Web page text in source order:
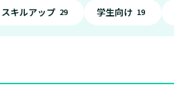
スキルアップ 29 学生向け 19